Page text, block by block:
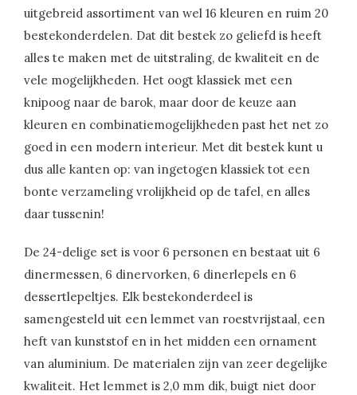
uitgebreid assortiment van wel 16 kleuren en ruim 20
bestekonderdelen. Dat dit bestek zo geliefd is heeft
alles te maken met de uitstraling, de kwaliteit en de
vele mogelijkheden. Het oogt klassiek met een
knipoog naar de barok, maar door de keuze aan
kleuren en combinatiemogelijkheden past het net zo
goed in een modern interieur. Met dit bestek kunt u
dus alle kanten op: van ingetogen klassiek tot een
bonte verzameling vrolijkheid op de tafel, en alles
daar tussenin!
De 24-delige set is voor 6 personen en bestaat uit 6
dinermessen, 6 dinervorken, 6 dinerlepels en 6
dessertlepeltjes. Elk bestekonderdeel is
samengesteld uit een lemmet van roestvrijstaal, een
heft van kunststof en in het midden een ornament
van aluminium. De materialen zijn van zeer degelijke
kwaliteit. Het lemmet is 2,0 mm dik, buigt niet door